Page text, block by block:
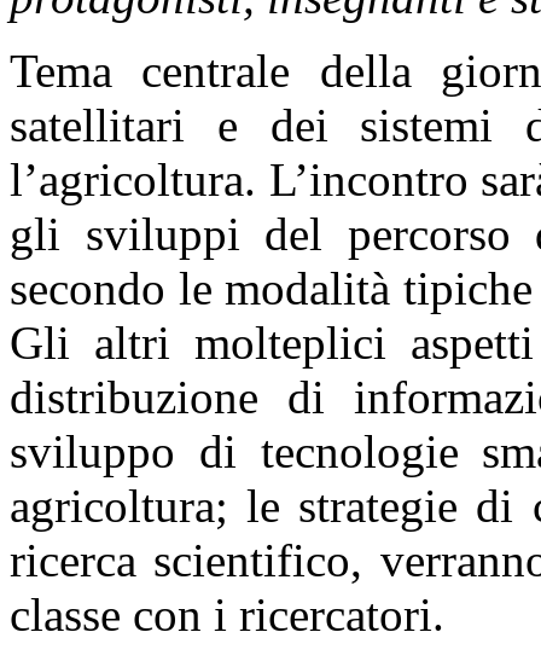
Tema centrale della
satellitari e dei sistemi
l’agricoltura. L’incontro
gli sviluppi del percorso
secondo le modalità
Gli altri molteplici
distribuzione di
sviluppo di tecnologie
agricoltura; le strategie di
ricerca scientifico,
classe con i ricercatori.